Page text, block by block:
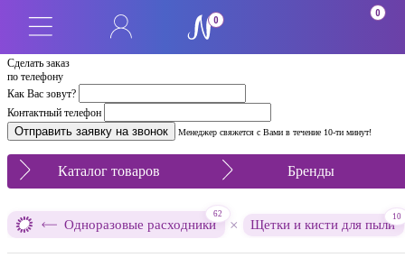
Сделать заказ
по телефону
Как Вас зовут?
Контактный телефон
Менеджер свяжется с Вами в течение 10-ти минут!
0
0
Каталог товаров Бренды
Одноразовые расходники
62
× Щетки и кисти для пыли
10